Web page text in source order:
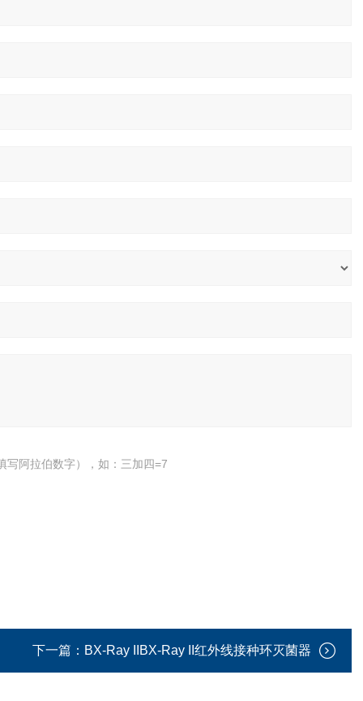
写阿拉伯数字），如：三加四=7
下一篇： BX-Ray IIBX-Ray II红外线接种环灭菌器